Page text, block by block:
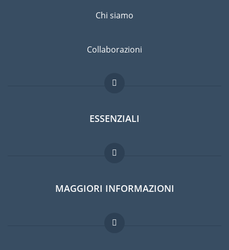
Chi siamo
Collaborazioni
ESSENZIALI
Forum per expat
Guida per expat
Lavori all'estero
MAGGIORI INFORMAZIONI
Domande frequenti